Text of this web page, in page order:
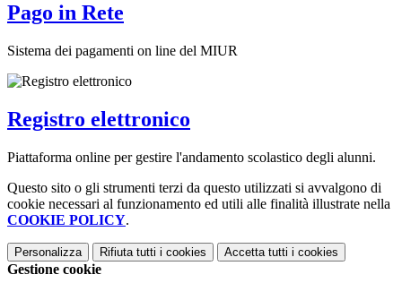
Pago in Rete
Sistema dei pagamenti on line del MIUR
Registro elettronico
Piattaforma online per gestire l'andamento scolastico degli alunni.
Questo sito o gli strumenti terzi da questo utilizzati si avvalgono di
cookie necessari al funzionamento ed utili alle finalità illustrate nella
COOKIE POLICY.
Personalizza Rifiuta tutti i cookies Accetta tutti i cookies
Gestione cookie